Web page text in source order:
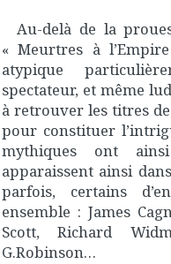
Au-delà de la
« Meurtres à
atypique
spectateur, et même
à retrouver les titres
pour constituer
mythiques ont
apparaissent ainsi
parfois, certains
ensemble : James
Scott, Richard
G.Robinson…